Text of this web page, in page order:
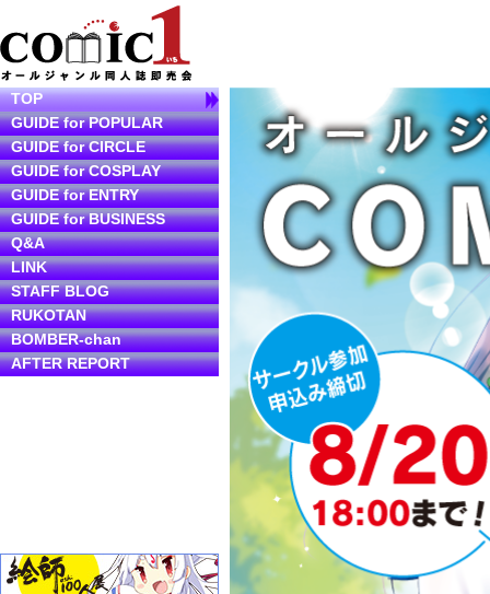
TOP
GUIDE for POPULAR
GUIDE for CIRCLE
GUIDE for COSPLAY
GUIDE for ENTRY
GUIDE for BUSINESS
Q&A
LINK
STAFF BLOG
RUKOTAN
BOMBER-chan
AFTER REPORT